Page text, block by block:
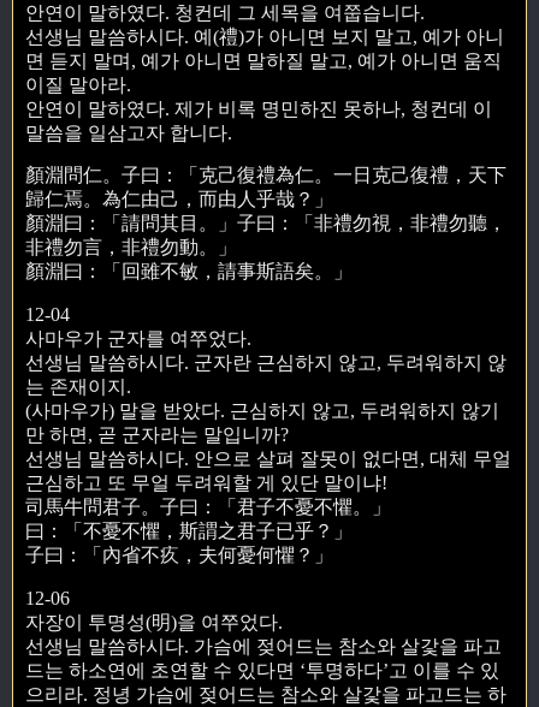
안연이 말하였다. 청컨데 그 세목을 여쭙습니다.
선생님 말씀하시다. 예(禮)가 아니면 보지 말고, 예가 아니
면 듣지 말며, 예가 아니면 말하질 말고, 예가 아니면 움직
이질 말아라.
안연이 말하였다. 제가 비록 명민하진 못하나, 청컨데 이
말씀을 일삼고자 합니다.
顏淵問仁。子曰：「克己復禮為仁。一日克己復禮，天下
歸仁焉。為仁由己，而由人乎哉？」
顏淵曰：「請問其目。」子曰：「非禮勿視，非禮勿聽，
非禮勿言，非禮勿動。」
顏淵曰：「回雖不敏，請事斯語矣。」
12-04
사마우가 군자를 여쭈었다.
선생님 말씀하시다. 군자란 근심하지 않고, 두려워하지 않
는 존재이지.
(사마우가) 말을 받았다. 근심하지 않고, 두려워하지 않기
만 하면, 곧 군자라는 말입니까?
선생님 말씀하시다. 안으로 살펴 잘못이 없다면, 대체 무얼
근심하고 또 무얼 두려워할 게 있단 말이냐!
司馬牛問君子。子曰：「君子不憂不懼。」
曰：「不憂不懼，斯謂之君子已乎？」
子曰：「內省不疚，夫何憂何懼？」
12-06
자장이 투명성(明)을 여쭈었다.
선생님 말씀하시다. 가슴에 젖어드는 참소와 살갗을 파고
드는 하소연에 초연할 수 있다면 ‘투명하다’고 이를 수 있
으리라. 정녕 가슴에 젖어드는 참소와 살갗을 파고드는 하